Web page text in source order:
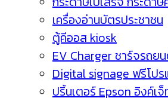
เครื่องอ่านบัตรประชาชน
ตู้คีออส kiosk
EV Charger ชาร์จรถย
Digital signage ฟรีโปร
ปริ้นเตอร์ Epson อิงค์เจ็